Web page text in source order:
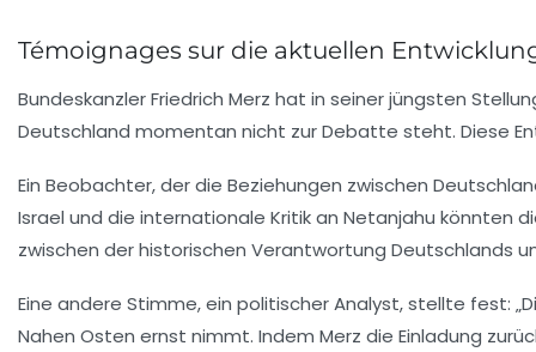
Témoignages sur die aktuellen
Bundeskanzler Friedrich Merz hat in seiner jüngsten
Deutschland momentan nicht zur Debatte steht. Diese
Ein Beobachter, der die Beziehungen zwischen
Israel und die internationale Kritikan Netanjahu könnten
zwischen derhistorischen Verantwortung Deutschlands
Eine andere Stimme, ein politischer Analyst, stellte fest:
Nahen Osten ernst nimmt. Indem Merz die Einladung